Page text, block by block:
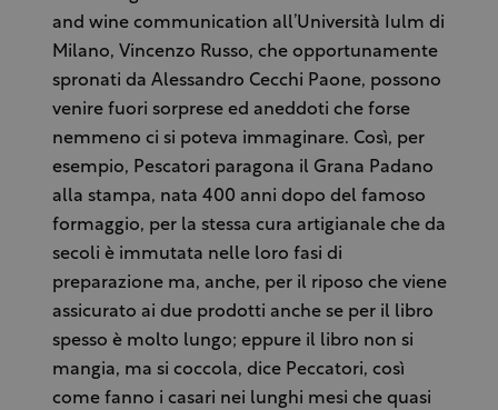
and wine communication all’Università Iulm di
Milano, Vincenzo Russo, che opportunamente
spronati da Alessandro Cecchi Paone, possono
venire fuori sorprese ed aneddoti che forse
nemmeno ci si poteva immaginare. Così, per
esempio, Pescatori paragona il Grana Padano
alla stampa, nata 400 anni dopo del famoso
formaggio, per la stessa cura artigianale che da
secoli è immutata nelle loro fasi di
preparazione ma, anche, per il riposo che viene
assicurato ai due prodotti anche se per il libro
spesso è molto lungo; eppure il libro non si
mangia, ma si coccola, dice Peccatori, così
come fanno i casari nei lunghi mesi che quasi